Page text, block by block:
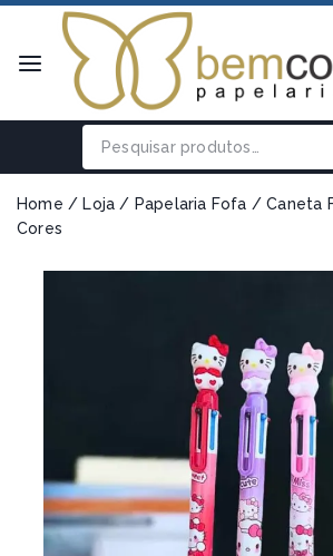
Home / Loja / Papelaria Fofa / Caneta
Cores